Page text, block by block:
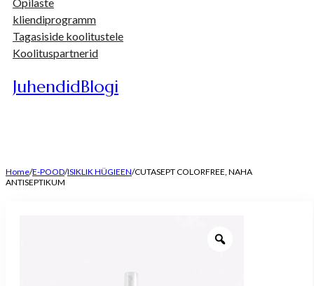
Õpilaste
kliendiprogramm
Tagasiside koolitustele
Koolituspartnerid
JuhendidBlogi
Home/E-POOD/ISIKLIK HÜGIEEN/CUTASEPT COLORFREE, NAHA
ANTISEPTIKUM